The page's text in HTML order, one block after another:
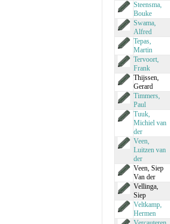
Steensma,
Bouke
Swama,
Alfred
Tepas,
Martin
Tervoort,
Frank
Thijssen,
Gerard
Timmers,
Paul
Tuuk,
Michiel van
der
Veen,
Luitzen van
der
Veen, Siep
Van der
Vellinga,
Siep
Veltkamp,
Hermen